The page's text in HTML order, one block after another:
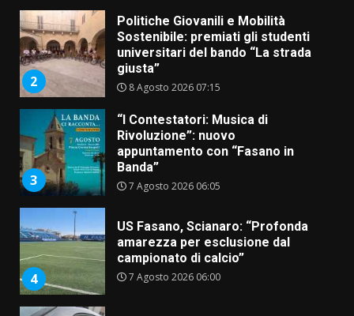
3
“I Contestatori: Musica di
Rivoluzione”: nuovo
appuntamento con “Fasano in
Banda”
7 Agosto 2026 06:05
4
US Fasano, Scianaro: “Profonda
amarezza per esclusione dal
campionato di calcio”
5
Fasanese ferito a colpi di arma
da fuoco
6 Agosto 2026 18:13